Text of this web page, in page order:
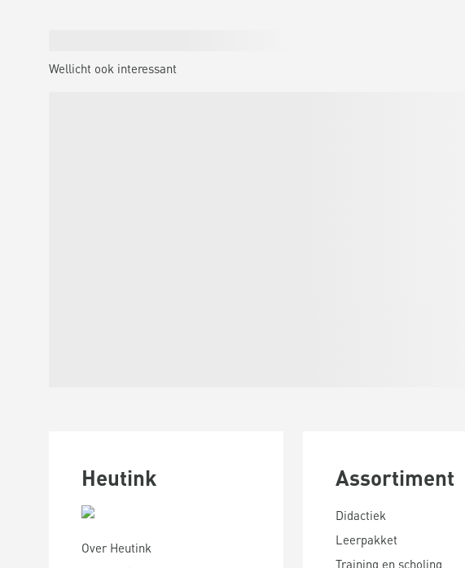
Wellicht ook interessant
Heutink
Over Heutink
Assortiment
Didactiek
Leerpakket
Training en scholing